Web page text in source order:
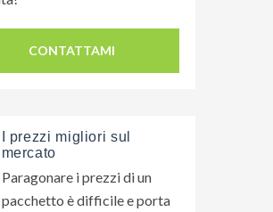
CONTATTAMI
I prezzi migliori sul
mercato
Paragonare i prezzi di un
pacchetto è difficile e porta